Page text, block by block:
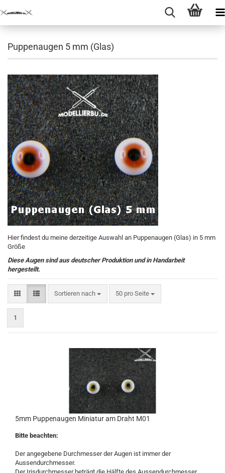
Puppenaugen 5 mm (Glas)
Hier findest du meine derzeitige Auswahl an Puppenaugen (Glas) in 5 mm
Größe
Diese Augen sind aus deutscher Produktion und in Handarbeit
hergestellt.
Sortieren nach
Sortieren nach 50 pro Seite
pro Seite
1
5mm Puppenaugen Miniatur am Draht M01
Bitte beachten:
Der angegebene Durchmesser der Augen ist immer der
Aussendurchmesser.